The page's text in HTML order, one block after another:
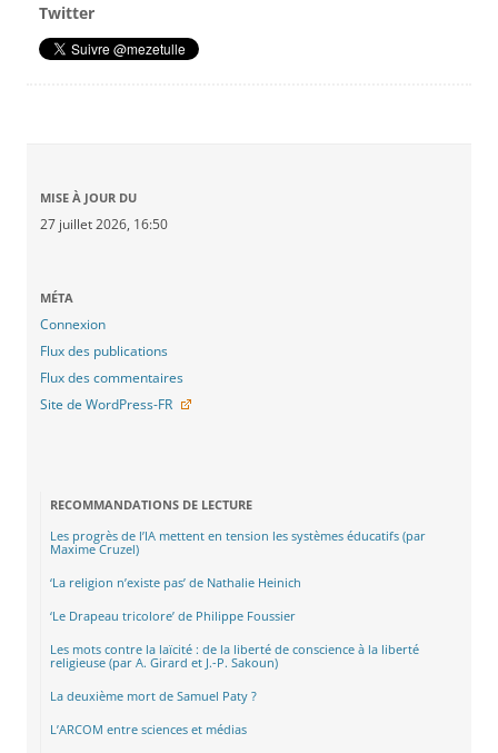
Twitter
MISE À JOUR DU
27 juillet 2026, 16:50
MÉTA
Connexion
Flux des publications
Flux des commentaires
Site de WordPress-FR
RECOMMANDATIONS DE LECTURE
Les progrès de l’IA mettent en tension les systèmes éducatifs (par
Maxime Cruzel)
‘La religion n’existe pas’ de Nathalie Heinich
‘Le Drapeau tricolore’ de Philippe Foussier
Les mots contre la laïcité : de la liberté de conscience à la liberté
religieuse (par A. Girard et J.-P. Sakoun)
La deuxième mort de Samuel Paty ?
L’ARCOM entre sciences et médias